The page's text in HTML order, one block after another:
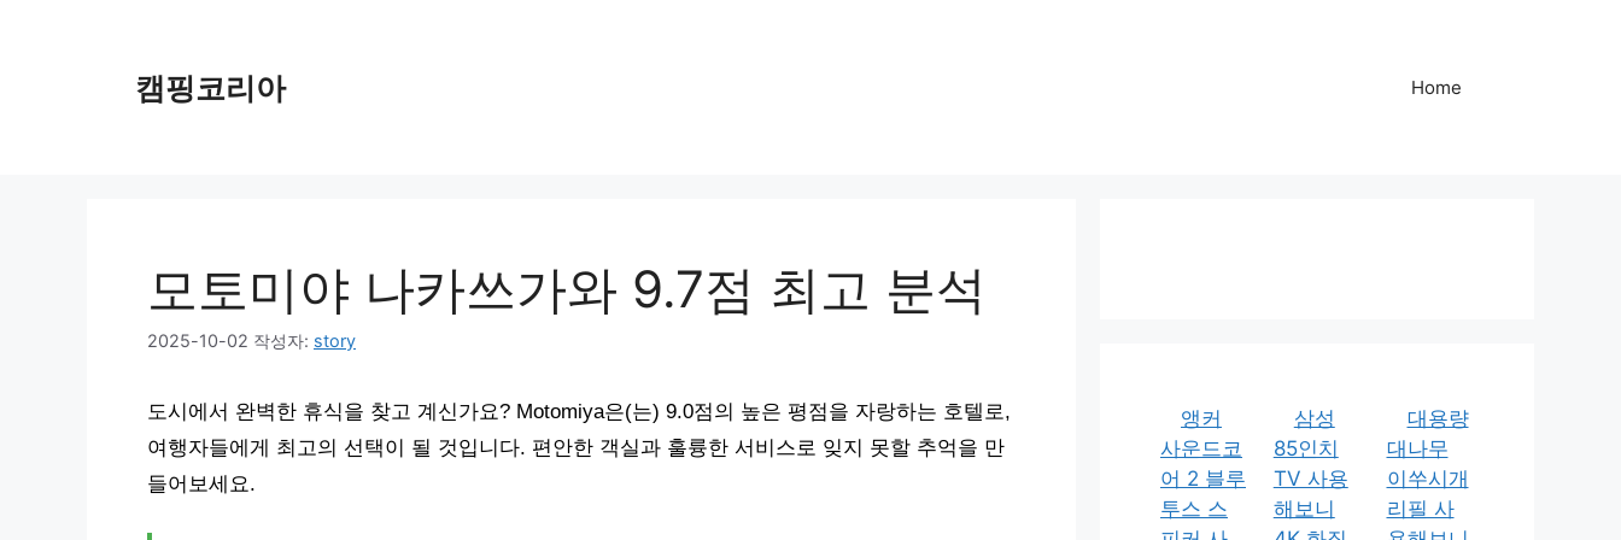
캠핑코리아 Home
모토미야 나카쓰가와 9.7점 최고 분석
2025-10-02 작성자: story
도시에서 완벽한 휴식을 찾고 계신가요? Motomiya은(는) 9.0점의 높은 평점을 자랑하는 호텔로,
여행자들에게 최고의 선택이 될 것입니다. 편안한 객실과 훌륭한 서비스로 잊지 못할 추억을 만
들어보세요.
앵커
사운드코
어 2 블루
투스 스
삼성
85인치
TV 사용
해보니
대용량
대나무
이쑤시개
리필 사